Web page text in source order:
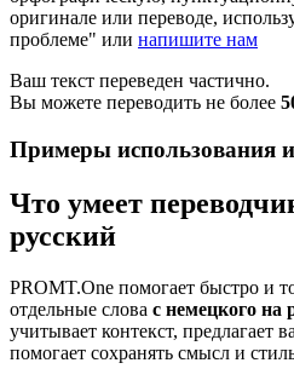
оригинале или переводе,
проблеме" или напишите нам
Ваш текст переведен частично.
Вы можете переводить не более
Примеры использования и
Что умеет
русский
PROMT.One помогает быстро и
отдельные слова с немецкого на
учитывает контекст, предлагает
помогает сохранять смысл и